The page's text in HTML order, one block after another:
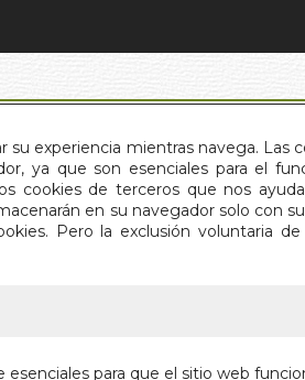
su experiencia mientras navega. Las
ya que son esenciales para el
cookies de terceros que nos
en su navegador solo con
Pero la exclusión voluntaria
esenciales para que el sitio web
QUIÉNES SOMOS